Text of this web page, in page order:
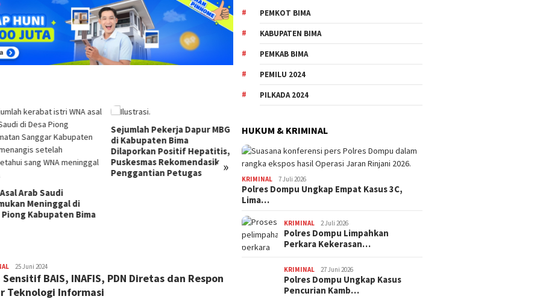
»
Pekerja Dapur MBG
Bima
Positif Hepatitis,
Rekomendasikan
Petugas
Jelang HUT Ke-81 RI, Tokoh
Pemuda NTB Ajak Seluruh
Elemen Bangsa Perkuat
Persatuan
Kota Bima Catat Inflasi 4,06
Persen pada Juli 2026, Lebih
Tinggi dari Sumbawa
tak Muncul dalam LHP BPK,
Legislator PDI Perjuangan
Redaksi
25 Juni 2024
BAIS, INAFIS, PDN Diretas dan Respon
Teknologi Informasi
PEMKOT BIMA
KABUPATEN BIMA
PEMKAB BIMA
PEMILU 2024
PILKADA 2024
HUKUM & KRIMINAL
KRIMINAL 7 Juli 2026
Polres Dompu Ungkap Empat Kasus 3C,
Lima…
KRIMINAL 2 Juli 2026
Polres Dompu Limpahkan
Perkara Kekerasan…
KRIMINAL 27 Juni 2026
Polres Dompu Ungkap Kasus
Pencurian Kamb…